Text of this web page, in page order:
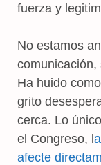
fuerza y
No estamos
comunicación,
Ha huido
grito
cerca. Lo
el Congreso, l
afecte